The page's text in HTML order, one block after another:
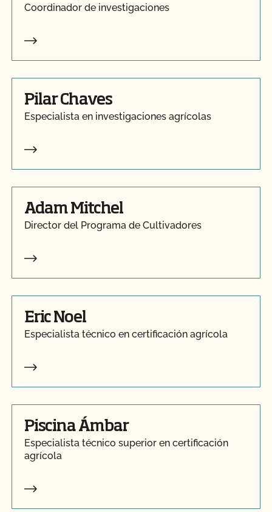
Coordinador de investigaciones
Pilar Chaves
Especialista en investigaciones agrícolas
Adam Mitchel
Director del Programa de Cultivadores
Eric Noel
Especialista técnico en certificación agrícola
Piscina Ámbar
Especialista técnico superior en certificación
agrícola